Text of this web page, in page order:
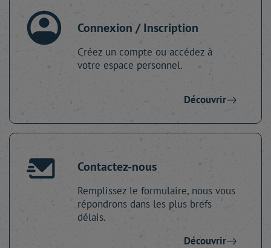
Connexion / Inscription
Créez un compte ou accédez à
votre espace personnel.
Découvrir
Contactez-nous
Remplissez le formulaire, nous vous
répondrons dans les plus brefs
délais.
Découvrir